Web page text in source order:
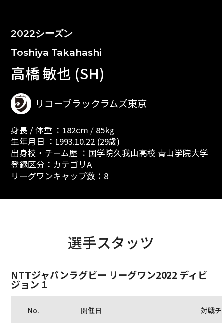
2022シーズン
Toshiya Takahashi
高橋 敏也 (SH)
リコーブラックラムズ東京
身長 / 体重 ：182cm / 85kg
生年月日 ：1993.10.22 (29歳)
出身校・チーム歴 ：国学院久我山高校 青山学院大学
登録区分：カテゴリA
リーグワンキャップ数：8
選手スタッツ
NTTジャパンラグビー リーグワン2022 ディビ
ジョン 1
No. 開催日 対戦